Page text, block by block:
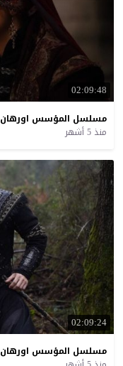
02:09:48
مسلسل المؤسس اورهان
منذ 5 أشهر
02:09:24
مسلسل المؤسس اورهان